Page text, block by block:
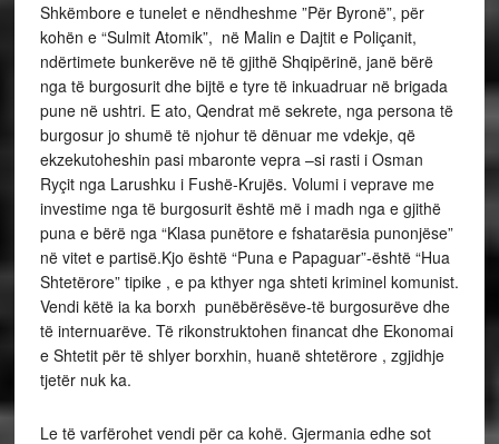
Shkëmbore e tunelet e nëndheshme ”Për Byronë”, për
kohën e “Sulmit Atomik”, në Malin e Dajtit e Poliçanit,
ndërtimete bunkerëve në të gjithë Shqipërinë, janë bërë
nga të burgosurit dhe bijtë e tyre të inkuadruar në brigada
pune në ushtri. E ato, Qendrat më sekrete, nga persona të
burgosur jo shumë të njohur të dënuar me vdekje, që
ekzekutoheshin pasi mbaronte vepra –si rasti i Osman
Ryçit nga Larushku i Fushë-Krujës. Volumi i veprave me
investime nga të burgosurit është më i madh nga e gjithë
puna e bërë nga “Klasa punëtore e fshatarësia punonjëse”
në vitet e partisë.Kjo është “Puna e Papaguar”-është “Hua
Shtetërore” tipike , e pa kthyer nga shteti kriminel komunist.
Vendi këtë ia ka borxh punëbërësëve-të burgosurëve dhe
të internuarëve. Të rikonstruktohen financat dhe Ekonomai
e Shtetit për të shlyer borxhin, huanë shtetërore , zgjidhje
tjetër nuk ka.
Le të varfërohet vendi për ca kohë. Gjermania edhe sot